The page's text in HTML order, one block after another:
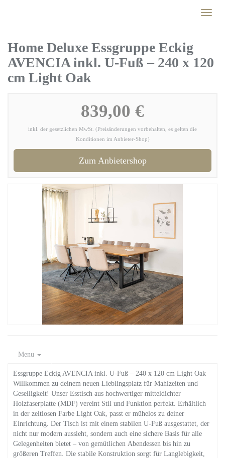
Toggle
Home Deluxe Essgruppe Eckig
AVENCIA inkl. U-Fuß – 240 x 120
cm Light Oak
839,00 €
inkl. der gesetzlichen MwSt. (Preisänderungen vorbehalten, es gelten die
Konditionen im Anbieter-Shop)
Zum Anbietershop
Menu
Essgruppe Eckig AVENCIA inkl. U-Fuß – 240 x 120 cm Light Oak
Willkommen zu deinem neuen Lieblingsplatz für Mahlzeiten und
Geselligkeit! Unser Esstisch aus hochwertiger mitteldichter
Holzfaserplatte (MDF) vereint Stil und Funktion perfekt. Erhältlich
in der zeitlosen Farbe Light Oak, passt er mühelos zu deiner
Einrichtung. Der Tisch ist mit einem stabilen U-Fuß ausgestattet, der
nicht nur modern aussieht, sondern auch eine sichere Basis für alle
Gelegenheiten bietet – von gemütlichen Abendessen bis hin zu
größeren Treffen. Die stabile Konstruktion sorgt für Langlebigkeit,